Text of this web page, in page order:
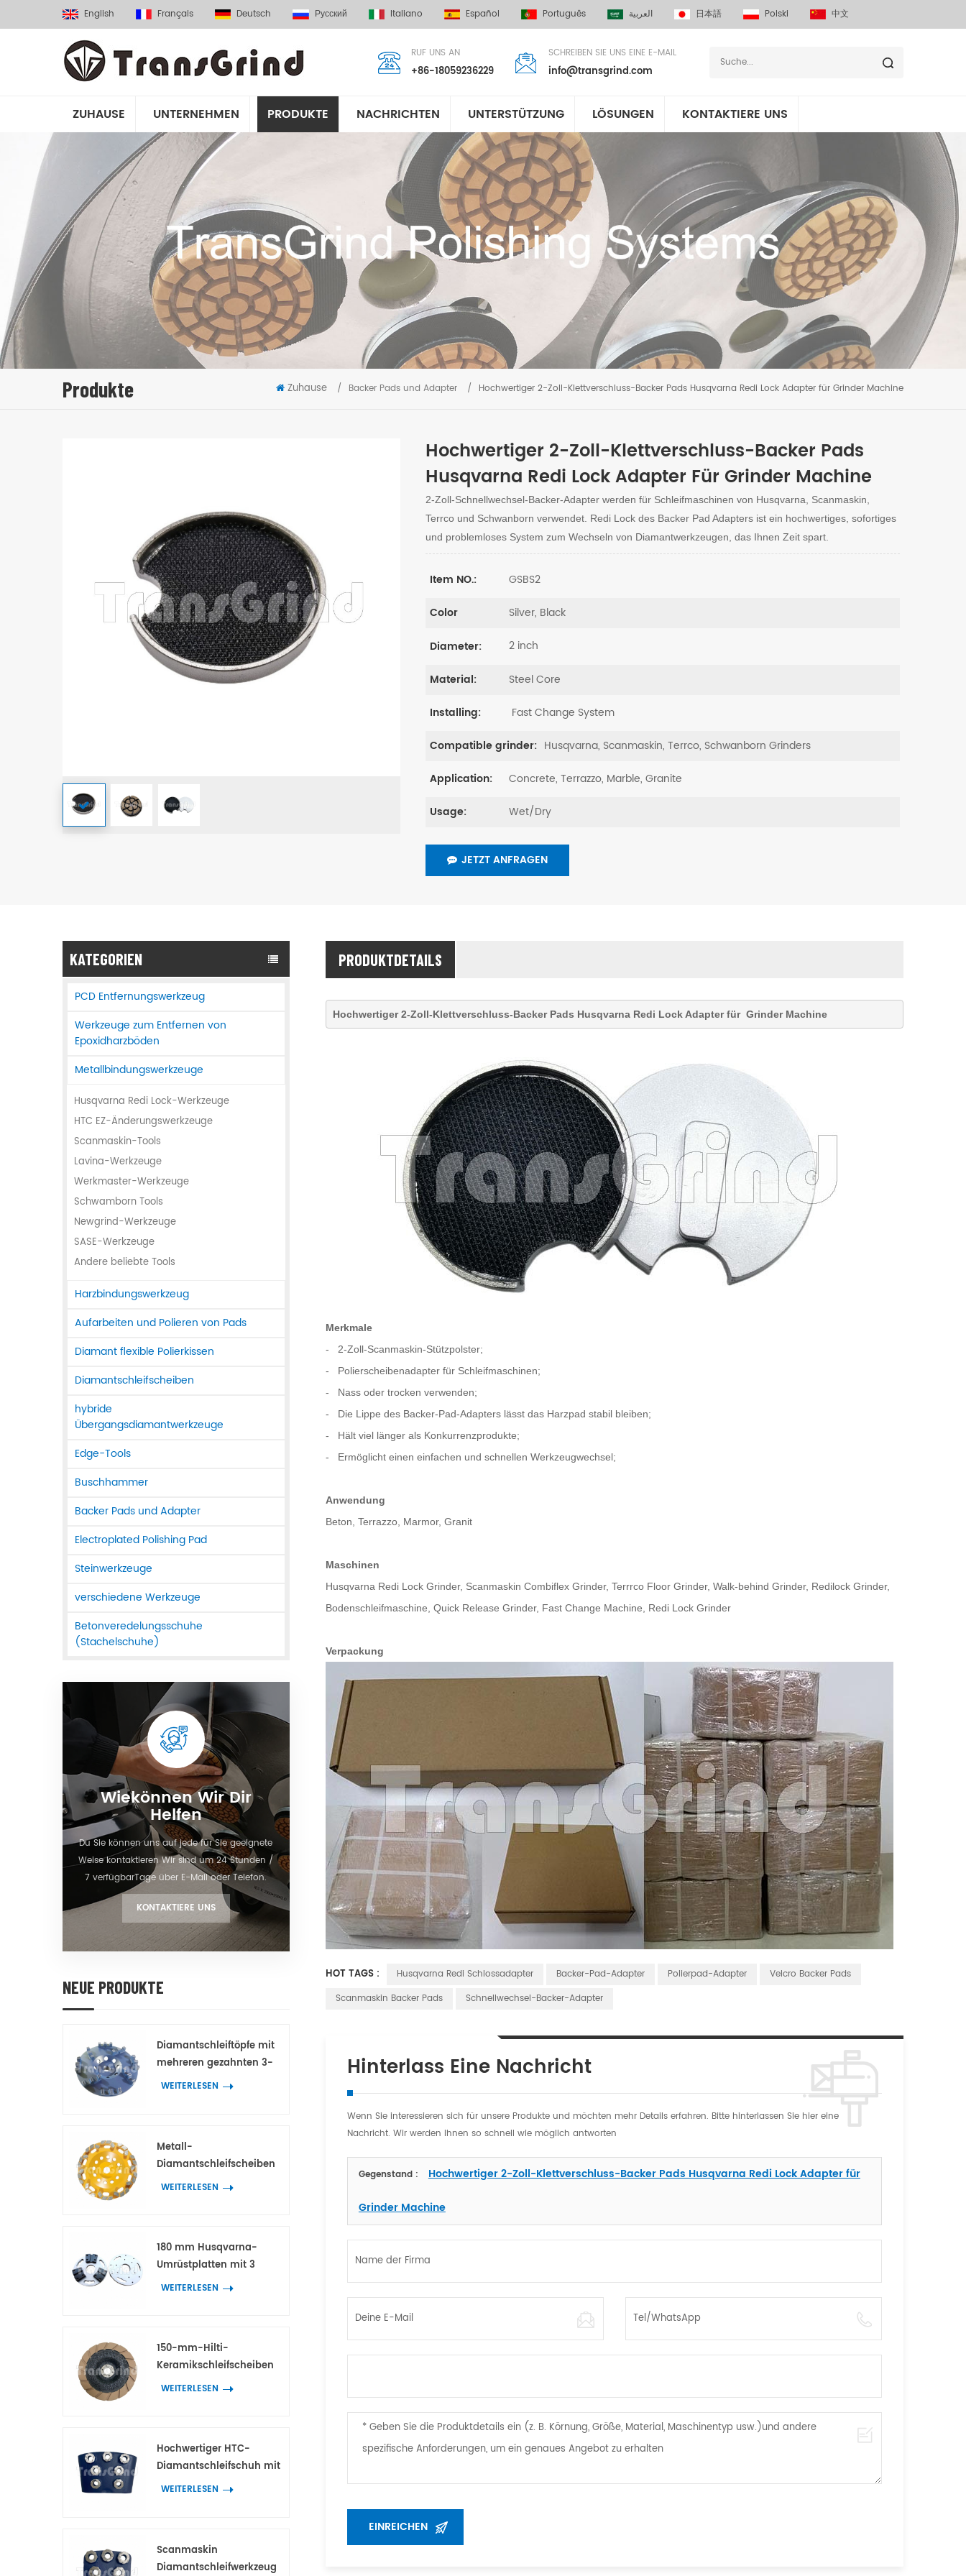
English Français Deutsch Русский Italiano Español Português العربية 日本語 Polski 中文
RUF UNS AN
+86-18059236229
SCHREIBEN SIE UNS EINE E-MAIL
info@transgrind.com
ZUHAUSE UNTERNEHMEN PRODUKTE NACHRICHTEN UNTERSTÜTZUNG LÖSUNGEN KONTAKTIERE UNS
Produkte Zuhause / Backer Pads und Adapter / Hochwertiger 2-Zoll-Klettverschluss-Backer Pads Husqvarna Redi Lock Adapter für Grinder Machine
Hochwertiger 2-Zoll-Klettverschluss-Backer Pads
Husqvarna Redi Lock Adapter Für Grinder Machine
2-Zoll-Schnellwechsel-Backer-Adapter werden für Schleifmaschinen von Husqvarna, Scanmaskin,
Terrco und Schwanborn verwendet. Redi Lock des Backer Pad Adapters ist ein hochwertiges, sofortiges
und problemloses System zum Wechseln von Diamantwerkzeugen, das Ihnen Zeit spart.
Item NO.: GSBS2
Color Silver, Black
Diameter: 2 inch
Material: Steel Core
Installing: Fast Change System
Compatible grinder: Husqvarna, Scanmaskin, Terrco, Schwanborn Grinders
Application: Concrete, Terrazzo, Marble, Granite
Usage: Wet/Dry
JETZT ANFRAGEN
KATEGORIEN
PCD Entfernungswerkzeug
Werkzeuge zum Entfernen von
Epoxidharzböden
Metallbindungswerkzeuge
Husqvarna Redi Lock-Werkzeuge
HTC EZ-Änderungswerkzeuge
Scanmaskin-Tools
Lavina-Werkzeuge
Werkmaster-Werkzeuge
Schwamborn Tools
Newgrind-Werkzeuge
SASE-Werkzeuge
Andere beliebte Tools
Harzbindungswerkzeug
Aufarbeiten und Polieren von Pads
Diamant flexible Polierkissen
Diamantschleifscheiben
hybride
Übergangsdiamantwerkzeuge
Edge-Tools
Buschhammer
Backer Pads und Adapter
Electroplated Polishing Pad
Steinwerkzeuge
verschiedene Werkzeuge
Betonveredelungsschuhe
(Stachelschuhe)
Wiekönnen Wir Dir
Helfen
Du Sie können uns auf jede für Sie geeignete
Weise kontaktieren Wir sind um 24 Stunden /
7 verfügbarTage über E-Mail oder Telefon.
KONTAKTIERE UNS
NEUE PRODUKTE
Diamantschleiftöpfe mit
mehreren gezahnten 3-
Spitzen-Doppelzahn-
WEITERLESEN
Metall-
Diamantschleifscheiben
mit bogenförmigen
WEITERLESEN
180 mm Husqvarna-
Umrüstplatten mit 3
Adaptern für HTC- und
WEITERLESEN
150-mm-Hilti-
Keramikschleifscheiben
für die
WEITERLESEN
Hochwertiger HTC-
Diamantschleifschuh mit
7 Blumenringsegmenten
WEITERLESEN
Scanmaskin
Diamantschleifwerkzeug
PRODUKTDETAILS
Hochwertiger 2-Zoll-Klettverschluss-Backer Pads Husqvarna Redi Lock Adapter fürGrinder Machine
Merkmale
- 2-Zoll-Scanmaskin-Stützpolster;
- Polierscheibenadapter für Schleifmaschinen;
- Nass oder trocken verwenden;
- Die Lippe des Backer-Pad-Adapters lässt das Harzpad stabil bleiben;
- Hält viel länger als Konkurrenzprodukte;
- Ermöglicht einen einfachen und schnellen Werkzeugwechsel;
Anwendung
Beton, Terrazzo, Marmor, Granit
Maschinen
Husqvarna Redi Lock Grinder, Scanmaskin Combiflex Grinder, Terrrco Floor Grinder, Walk-behind Grinder, Redilock Grinder,
Bodenschleifmaschine, Quick Release Grinder, Fast Change Machine, Redi Lock Grinder
Verpackung
HOT TAGS : Husqvarna Redi Schlossadapter Backer-Pad-Adapter Polierpad-Adapter
Velcro Backer Pads
Scanmaskin Backer Pads
Schnellwechsel-Backer-Adapter
Hinterlass Eine Nachricht
Wenn Sie interessieren sich für unsere Produkte und möchten mehr Details erfahren. Bitte hinterlassen Sie hier eine
Nachricht. Wir werden Ihnen so schnell wie möglich antworten
Gegenstand : Hochwertiger 2-Zoll-Klettverschluss-Backer Pads Husqvarna Redi Lock Adapter für
Grinder Machine